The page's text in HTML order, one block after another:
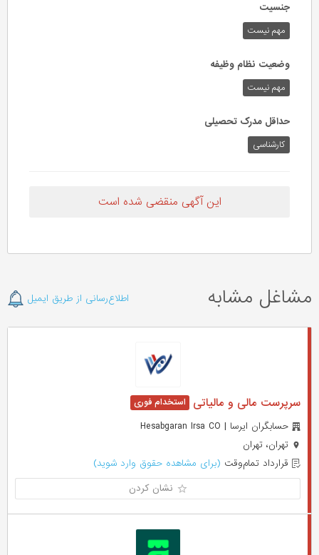
جنسیت
مهم نیست
وضعیت نظام وظیفه
مهم‌ نیست
حداقل مدرک تحصیلی
کارشناسی
این آگهی منقضی شده است
مشاغل مشابه اطلاع‌رسانی از طریق ایمیل
سرپرست مالی و مالیاتی
حسابگران ایرسا | Hesabgaran Irsa CO
تهران، تهران
قرارداد تمام‌وقت (برای مشاهده حقوق وارد شوید)
نشان کردن